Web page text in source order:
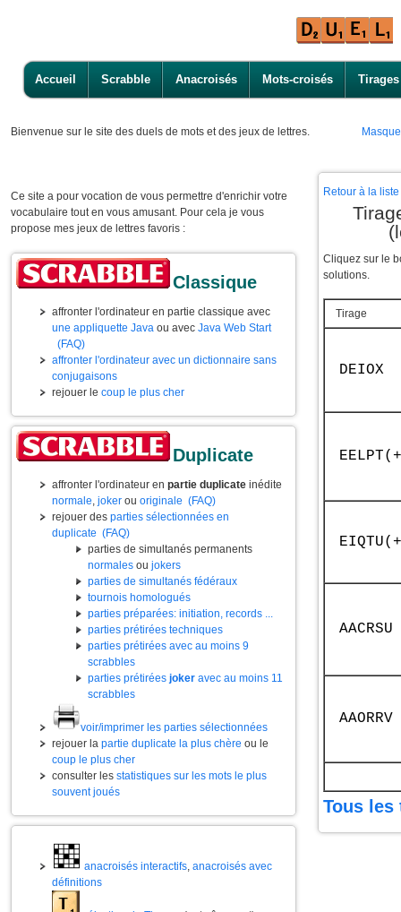
Accueil Scrabble Anacroisés Mots-croisés Tirages
Bienvenue sur le site des duels de mots et des jeux de lettres.
Ce site a pour vocation de vous permettre d'enrichir votre
vocabulaire tout en vous amusant. Pour cela je vous
propose mes jeux de lettres favoris :
Classique
affronter l'ordinateur en partie classique avec
une appliquette Java ou avec Java Web Start
(FAQ)
affronter l'ordinateur avec un dictionnaire sans
conjugaisons
rejouer le coup le plus cher
Duplicate
affronter l'ordinateur en partie duplicate inédite
normale, joker ou originale (FAQ)
rejouer des parties sélectionnées en
duplicate (FAQ)
parties de simultanés permanents
normales ou jokers
parties de simultanés fédéraux
tournois homologués
parties préparées: initiation, records ...
parties prétirées techniques
parties prétirées avec au moins 9
scrabbles
parties prétirées joker avec au moins 11
scrabbles
voir/imprimer les parties sélectionnées
rejouer la partie duplicate la plus chère ou le
coup le plus cher
consulter les statistiques sur les mots le plus
souvent joués
anacroisés interactifs, anacroisés avec
définitions
Retour à la
Cliquez sur le
solutions.
Tirage
DEIOX
AACRSU
AAORRV
Tous les